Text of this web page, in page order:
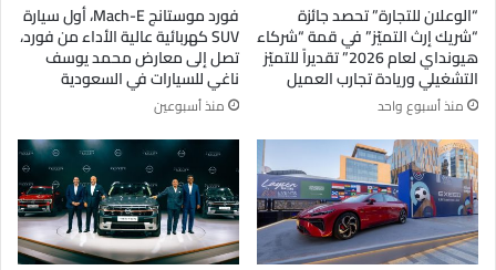
“الوعلان للتجارة” تحصد جائزة
“شريك إرث التميّز” في قمة “شركاء
هيونداي لعام 2026” تقديراً للتميّز
التشغيلي وريادة تجارب العميل
منذ أسبوع واحد
فورد موستانج Mach-E، أول سيارة
SUV كهربائية عالية الأداء من فورد،
تصل إلى معارض محمد يوسف
ناغي للسيارات في السعودية
منذ أسبوعين